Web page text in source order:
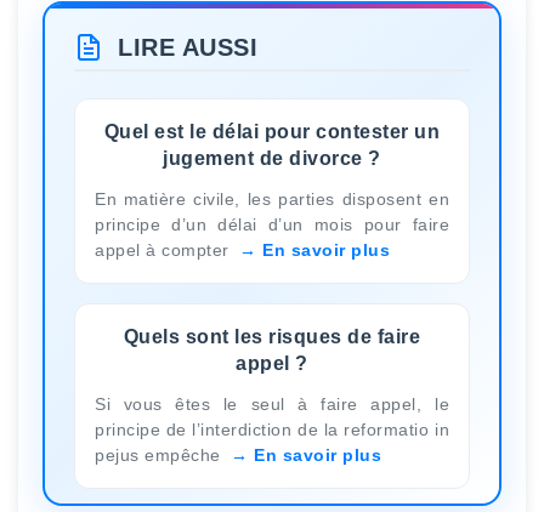
LIRE AUSSI
Quel est le délai pour contester un
jugement de divorce ?
En matière civile, les parties disposent en
principe d’un délai d’un mois pour faire
appel à compter
En savoir plus
Quels sont les risques de faire
appel ?
Si vous êtes le seul à faire appel, le
principe de l’interdiction de la reformatio in
pejus empêche
En savoir plus